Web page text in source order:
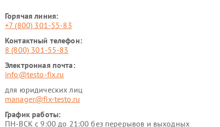
Горячая линия:
+7 (800) 301-55-83
Контактный телефон:
8 (800) 301-55-83
Электронная почта:
info@testo-fix.ru
для юридических лиц
manager@fix-testo.ru
График работы:
ПН-ВСК с 9:00 до 21:00 без перерывов и выходных